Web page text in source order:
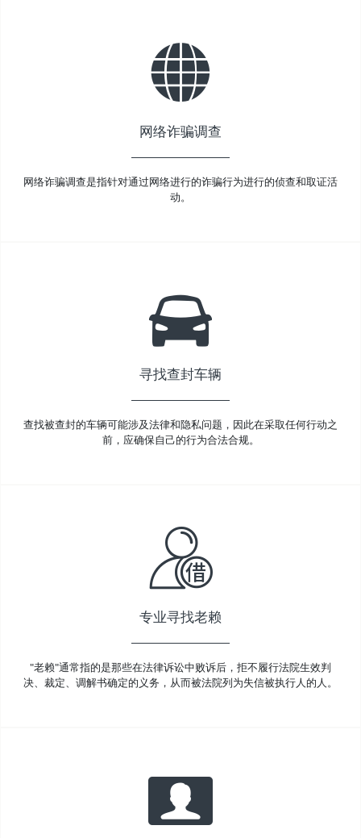
网络诈骗调查
网络诈骗调查是指针对通过网络进行的诈骗行为进行的侦查和取证活
动。
寻找查封车辆
查找被查封的车辆可能涉及法律和隐私问题，因此在采取任何行动之
前，应确保自己的行为合法合规。
专业寻找老赖
"老赖"通常指的是那些在法律诉讼中败诉后，拒不履行法院生效判
决、裁定、调解书确定的义务，从而被法院列为失信被执行人的人。